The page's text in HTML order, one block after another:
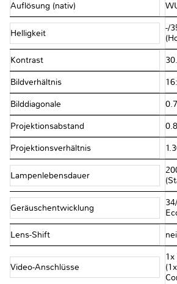
Auflösung (nativ)
Helligkeit
-/​
Kontrast
Bildverhältnis
Bilddiagonale
Projektionsabstand
Projektionsverhältnis
Lampenlebensdauer
Geräuschentwicklung
Lens-Shift
Video-Anschlüsse
1x